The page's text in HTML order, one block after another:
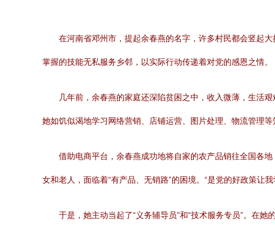
在河南省邓州市，提起余春燕的名字，许多村民都会竖起
掌握的技能无私服务乡邻，以实际行动传递着对党的感恩之情。
几年前，余春燕的家庭还深陷贫困之中，收入微薄，生活
她如饥似渴地学习网络营销、店铺运营、图片处理、物流管理
借助电商平台，余春燕成功地将自家的农产品销往全国各
女和老人，面临着“有产品、无销路”的困境。“是党的好政策让
于是，她主动当起了“义务辅导员”和“技术服务专员”。在